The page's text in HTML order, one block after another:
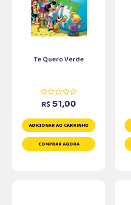
Te Quero Verde
R$ 51,00
ADICIONAR AO CARRINHO
COMPRAR AGORA